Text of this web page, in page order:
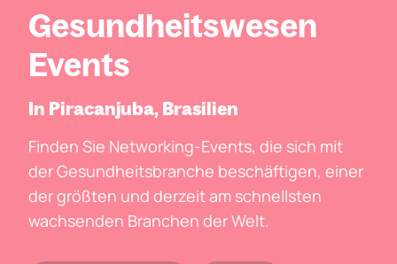
Gesundheitswesen
Events
In Piracanjuba, Brasilien
Finden Sie Networking-Events, die sich mit
der Gesundheitsbranche beschäftigen, einer
der größten und derzeit am schnellsten
wachsenden Branchen der Welt.